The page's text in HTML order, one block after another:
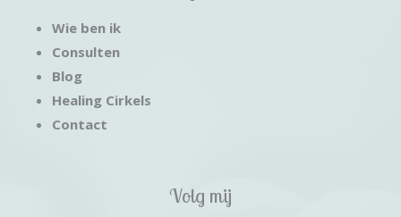
Wie ben ik
Consulten
Blog
Healing Cirkels
Contact
Volg mij